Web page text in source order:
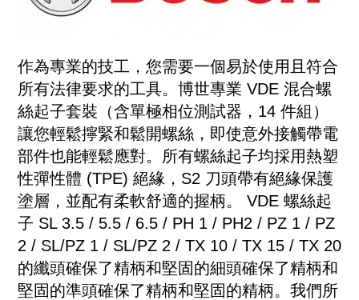
作為專業的技工，您需要一個易於使用且符合
所有法律要求的工具。博世專業 VDE 混合螺
絲起子套裝（含單極相位測試器，14 件組）
讓您輕鬆擰緊和鬆開螺絲，即使意外接觸帶電
部件也能輕鬆應對。所有螺絲起子均採用熱塑
性彈性體 (TPE) 絕緣，S2 刀頭帶有絕緣保護
塗層，並配有柔軟舒適的握柄。 VDE 螺絲起
子 SL 3.5 / 5.5 / 6.5 / PH 1 / PH2 / PZ 1 / PZ
2 / SL/PZ 1 / SL/PZ 2 / TX 10 / TX 15 / TX 20
的纖頭確保了精柄和堅固的細頭確保了精柄和
堅固的準頭確保了精柄和堅固的精柄。我們所